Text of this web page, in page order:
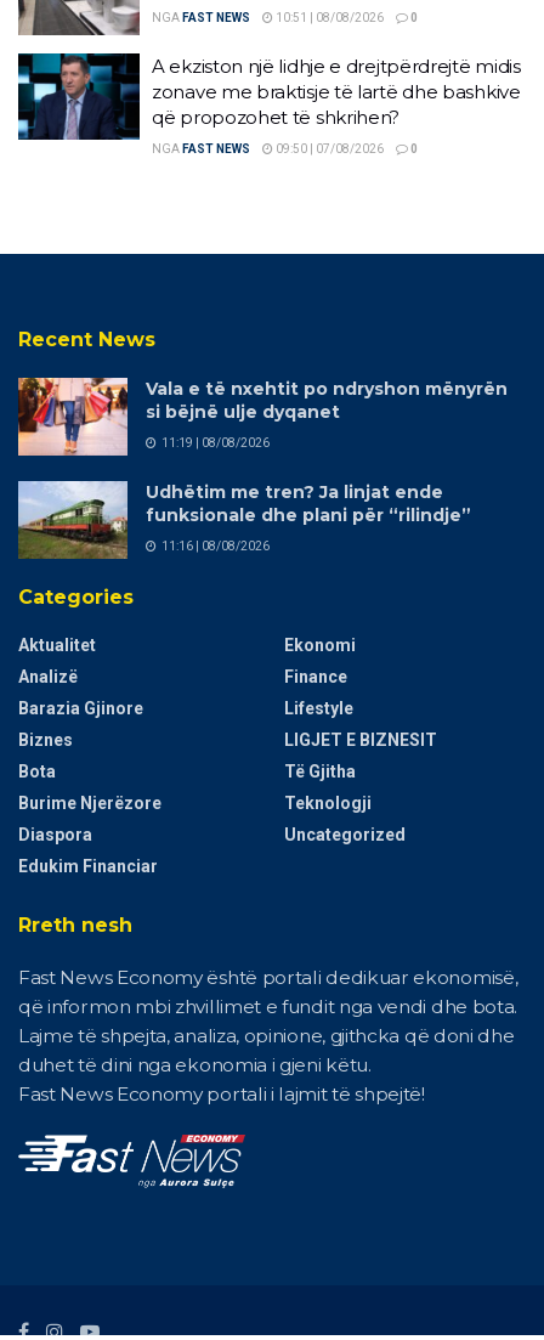
NGA FAST NEWS 10:51 | 08/08/2026 0
A ekziston një lidhje e drejtpërdrejtë midis
zonave me braktisje të lartë dhe bashkive
që propozohet të shkrihen?
NGA FAST NEWS 09:50 | 07/08/2026 0
Recent News
Vala e të nxehtit po ndryshon mënyrën
si bëjnë ulje dyqanet
11:19 | 08/08/2026
Udhëtim me tren? Ja linjat ende
funksionale dhe plani për “rilindje”
11:16 | 08/08/2026
Categories
Aktualitet
Analizë
Barazia Gjinore
Biznes
Bota
Burime Njerëzore
Diaspora
Edukim Financiar
Ekonomi
Finance
Lifestyle
LIGJET E BIZNESIT
Të Gjitha
Teknologji
Uncategorized
Rreth nesh
Fast News Economy është portali dedikuar ekonomisë,
që informon mbi zhvillimet e fundit nga vendi dhe bota.
Lajme të shpejta, analiza, opinione, gjithcka që doni dhe
duhet të dini nga ekonomia i gjeni këtu.
Fast News Economy portali i lajmit të shpejtë!